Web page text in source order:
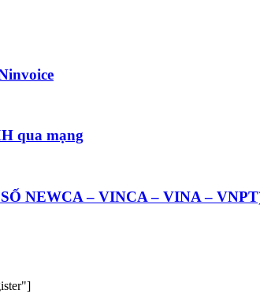
qua mạng
NEWCA – VINCA – VINA –